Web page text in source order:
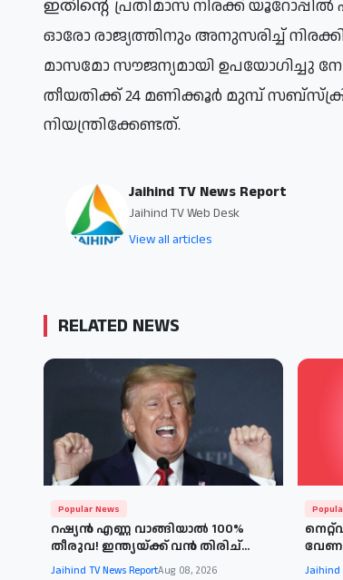
ഇതിന്റെ പ്രതിമാസ നിരക്ക്
ഓരോ രാജ്യത്തിനും അനുസരിച്ച്
മാസമോ സൗജന്യമായി ഉപയോഗിച്ചു
തീയതിക്ക് 24 മണിക്കൂർ മുമ്പ് സബ്‌സ്‌ക്രിപ്ഷൻ വേണ്ടെന്ന് വെക്കാം. ആപ്പ് സ്റ്റോർ വഴിയാണ് ഇത്
നിയന്ത്രിക്കേണ്ടത്.
Jaihind TV News Report
Jaihind TV Web Desk
View all articles
RELATED NEWS
Popular News
റഷ്യൻ എണ്ണ വാങ്ങിയാൽ 100%
തീരുവ! ഇന്ത്യയ്ക്ക് വൻ തിരിച്...
Jaihind TV News ReportAug 08, 2026 Jaihind